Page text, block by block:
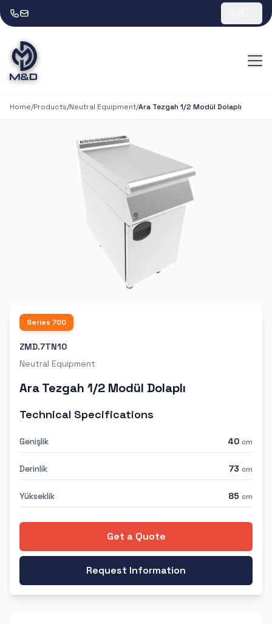
Home/Products/Neutral Equipment/Ara Tezgah 1/2 Modül Dolaplı
Series 700
ZMD.7TN10
Neutral Equipment
Ara Tezgah 1/2 Modül Dolaplı
Technical Specifications
Genişlik 40 cm
Derinlik 73 cm
Yükseklik 85 cm
Get a Quote
Request Information